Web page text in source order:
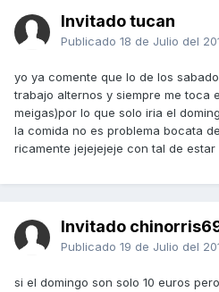
Invitado tucan
Publicado 18 de Julio del
yo ya comente que lo de los
trabajo alternos y siempre me toca
meigas)por lo que solo iria el
la comida no es problema bocata
ricamente jejejejeje con tal de estar
Invitado
Publicado 19 de Julio del
si el domingo son solo 10 euros